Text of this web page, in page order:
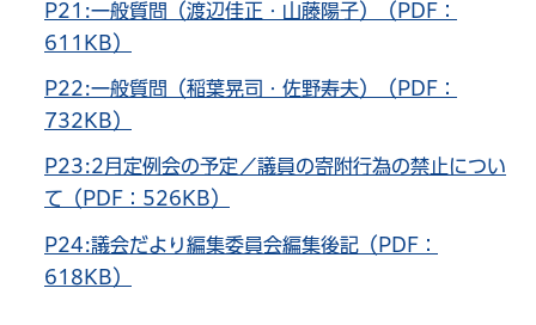
P21:一般質問（渡辺佳正・山藤陽子）（PDF：
611KB）
P22:一般質問（稲葉晃司・佐野寿夫）（PDF：
732KB）
P23:2月定例会の予定／議員の寄附行為の禁止につい
て（PDF：526KB）
P24:議会だより編集委員会編集後記（PDF：
618KB）